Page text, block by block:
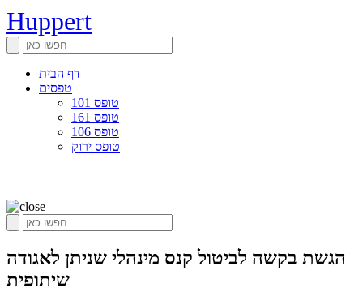
Huppert
דף הבית
טפסים
טופס 101
טופס 161
טופס 106
טופס ירוק
הגשת בקשה לביטול קנס מינהלי שניתן לאגודה
שיתופית